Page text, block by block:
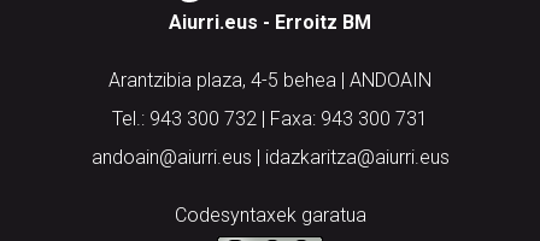
Aiurri.eus - Erroitz BM
Arantzibia plaza, 4-5 behea | ANDOAIN
Tel.: 943 300 732 | Faxa: 943 300 731
andoain@aiurri.eus | idazkaritza@aiurri.eus
Codesyntaxek garatua